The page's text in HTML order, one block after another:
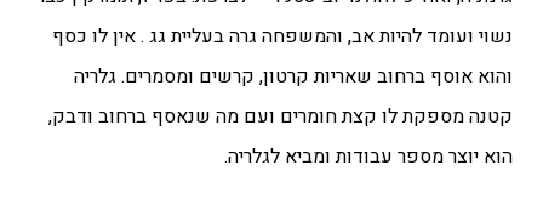
נשוי ועומד להיות אב, והמשפחה גרה בעליית גג . אין לו כסף
והוא אוסף ברחוב שאריות קרטון, קרשים ומסמרים. גלריה
קטנה מספקת לו קצת חומרים ועם מה שנאסף ברחוב ודבק,
הוא יוצר מספר עבודות ומביא לגלריה.